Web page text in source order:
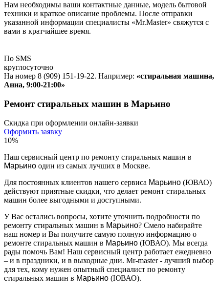
Нам необходимы ваши контактные данные, модель бытовой
техники и краткое описание проблемы. После отправки
указанной информации специалисты «Mr.Master» свяжутся с
вами в кратчайшее время.
По SMS
круглосуточно
На номер 8 (909) 151-19-22. Например: «стиральная машина,
Анна, 9:00-21:00»
Ремонт стиральных машин в Марьино
Скидка при оформлении онлайн-заявки
Оформить заявку
10%
Наш сервисный центр по ремонту стиральных машин в
Марьино один из самых лучших в Москве.
Для постоянных клиентов нашего сервиса Марьино (ЮВАО)
действуют приятные скидки, что делает ремонт стиральных
машин более выгодными и доступными.
У Вас остались вопросы, хотите уточнить подробности по
ремонту стиральных машин в Марьино? Смело набирайте
наш номер и Вы получите самую полную информацию о
ремонте стиральных машин в Марьино (ЮВАО). Мы всегда
рады помочь Вам! Наш сервисный центр работает ежедневно
– и в праздники, и в выходные дни. Mr-master - лучший выбор
для тех, кому нужен опытный специалист по ремонту
стиральных машин в Марьино (ЮВАО).